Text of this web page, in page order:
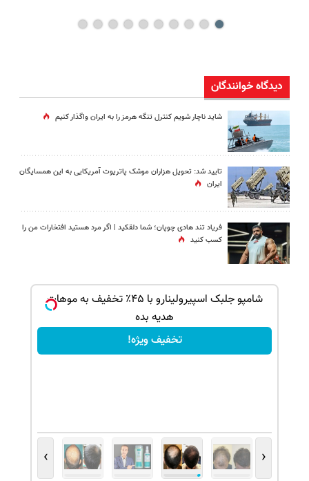
دیدگاه خوانندگان
شاید ناچار شویم کنترل تنگه هرمز را به ایران واگذار کنیم
تایید شد: تحویل هزاران موشک پاتریوت آمریکایی به این همسایگان
ایران
فریاد تند هادی چوپان؛‌ شما دلقکید | اگر مرد هستید افتخارات من را
کسب کنید
شامپو جلبک اسپیرولینارو با ۴۵٪ تخفیف به موهات
هدیه بده
تخفیف ویژه!
‹
›